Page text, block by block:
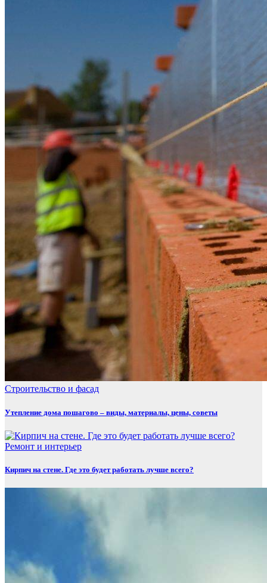
Строительство и фасад
Утепление дома пошагово – виды, материалы, цены, советы
Ремонт и интерьер
Кирпич на стене. Где это будет работать лучше всего?